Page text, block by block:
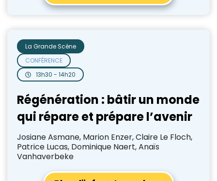
13h30 - 14h20
CONFÉRENCE
La Grande Scène
Régénération : bâtir un monde
qui répare et prépare l’avenir
Josiane Asmane, Marion Enzer, Claire Le Floch,
Patrice Lucas, Dominique Naert, Anaïs
Vanhaverbeke